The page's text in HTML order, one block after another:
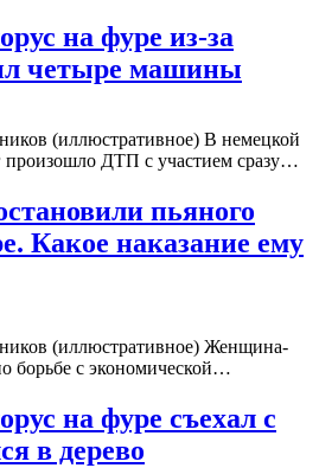
на фуре из-за
четыре машины
(иллюстративное) В немецкой
произошло ДТП с участием сразу…
пьяного
Какое наказание ему
(иллюстративное) Женщина-
борьбе с экономической…
на фуре съехал с
в дерево